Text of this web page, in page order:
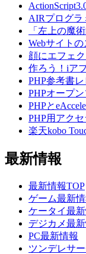
AIRプログラ
「左上の魔
Webサイト
顔にエフェク
作ろう！iア
PHP参考書
PHPオープ
PHPと
PHP用アク
楽天kobo
最新情報
最新情報TOP
ゲーム最新
ケータイ最
デジカメ最
PC最新情報
ツンデレサー